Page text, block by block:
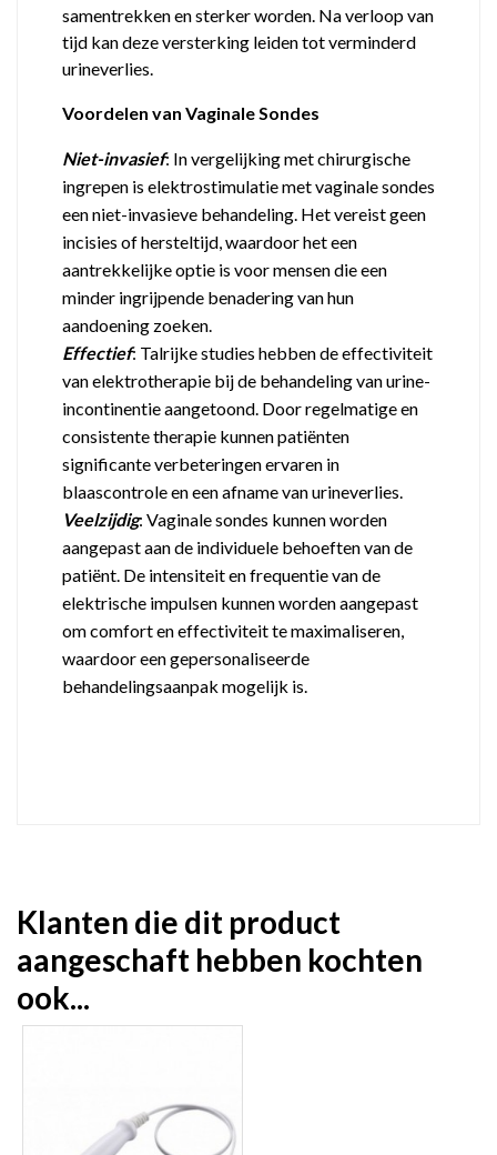
samentrekken en sterker worden. Na verloop van
tijd kan deze versterking leiden tot verminderd
urineverlies.
Voordelen van Vaginale Sondes
Niet-invasief: In vergelijking met chirurgische
ingrepen is elektrostimulatie met vaginale sondes
een niet-invasieve behandeling. Het vereist geen
incisies of hersteltijd, waardoor het een
aantrekkelijke optie is voor mensen die een
minder ingrijpende benadering van hun
aandoening zoeken.
Effectief: Talrijke studies hebben de effectiviteit
van elektrotherapie bij de behandeling van urine-
incontinentie aangetoond. Door regelmatige en
consistente therapie kunnen patiënten
significante verbeteringen ervaren in
blaascontrole en een afname van urineverlies.
Veelzijdig: Vaginale sondes kunnen worden
aangepast aan de individuele behoeften van de
patiënt. De intensiteit en frequentie van de
elektrische impulsen kunnen worden aangepast
om comfort en effectiviteit te maximaliseren,
waardoor een gepersonaliseerde
behandelingsaanpak mogelijk is.
Klanten die dit product
aangeschaft hebben kochten
ook...